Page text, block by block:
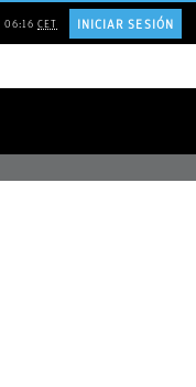
06:16CET INICIAR SESIÓN